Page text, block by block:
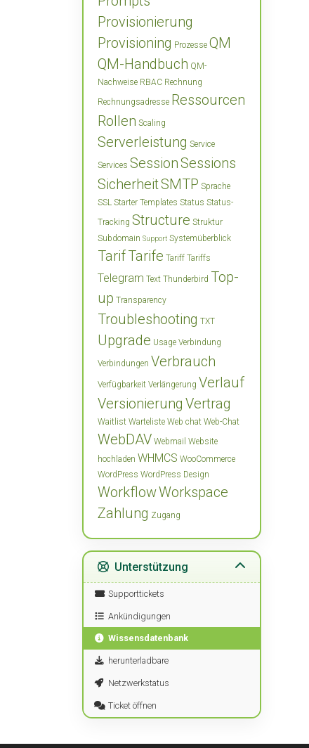
Provisionierung
Provisioning Prozesse QM
QM-Handbuch QM-
Nachweise RBAC Rechnung
Rechnungsadresse Ressourcen
Rollen Scaling
Serverleistung Service
Services SessionSessions
SicherheitSMTP Sprache
SSL Starter Templates Status Status-
Tracking Structure Struktur
Subdomain Support Systemüberblick
TarifTarife Tariff Tariffs
Telegram Text Thunderbird Top-
up Transparency
Troubleshooting TXT
Upgrade Usage Verbindung
Verbindungen Verbrauch
Verfügbarkeit Verlängerung Verlauf
Versionierung Vertrag
Waitlist Warteliste Web chat Web-Chat
WebDAV Webmail Website
hochladen WHMCS WooCommerce
WordPress WordPress Design
WorkflowWorkspace
Zahlung Zugang
Unterstützung
Supporttickets
Ankündigungen
Wissensdatenbank
herunterladbare
Netzwerkstatus
Ticket öffnen